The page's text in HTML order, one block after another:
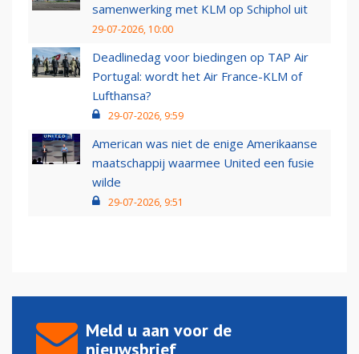
samenwerking met KLM op Schiphol uit
29-07-2026, 10:00
Deadlinedag voor biedingen op TAP Air
Portugal: wordt het Air France-KLM of
Lufthansa?
29-07-2026, 9:59
American was niet de enige Amerikaanse
maatschappij waarmee United een fusie
wilde
29-07-2026, 9:51
Meld u aan voor de
nieuwsbrief